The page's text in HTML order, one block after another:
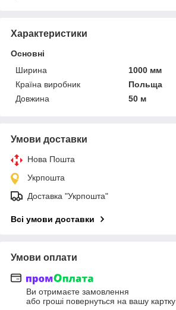
Характеристики
Основні
Ширина
1000 мм
Країна виробник
Польща
Довжина
50 м
Умови доставки
Нова Пошта
Укрпошта
Доставка "Укрпошта"
Всі умови доставки
Умови оплати
Ви отримаєте замовлення
або гроші повернуться на вашу картку